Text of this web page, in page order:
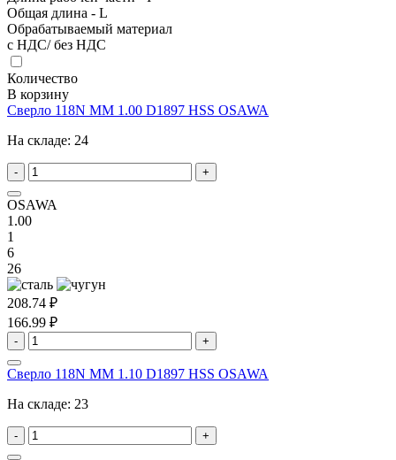
Общая длина - L
Обрабатываемый материал
с НДС/ без НДС
Количество
В корзину
Сверло 118N MM 1.00 D1897 HSS OSAWA
На складе: 24
- +
OSAWA
1.00
1
6
26
208.74 ₽
166.99 ₽
- +
Сверло 118N MM 1.10 D1897 HSS OSAWA
На складе: 23
- +